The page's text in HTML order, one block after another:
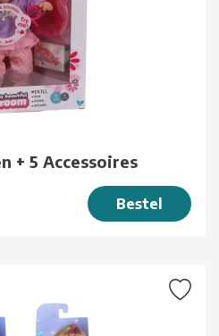
+ 5 Accessoires
Bestel